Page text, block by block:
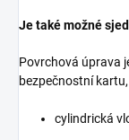
Je také možné
Povrchová úprava
bezpečnostní
cylindrická